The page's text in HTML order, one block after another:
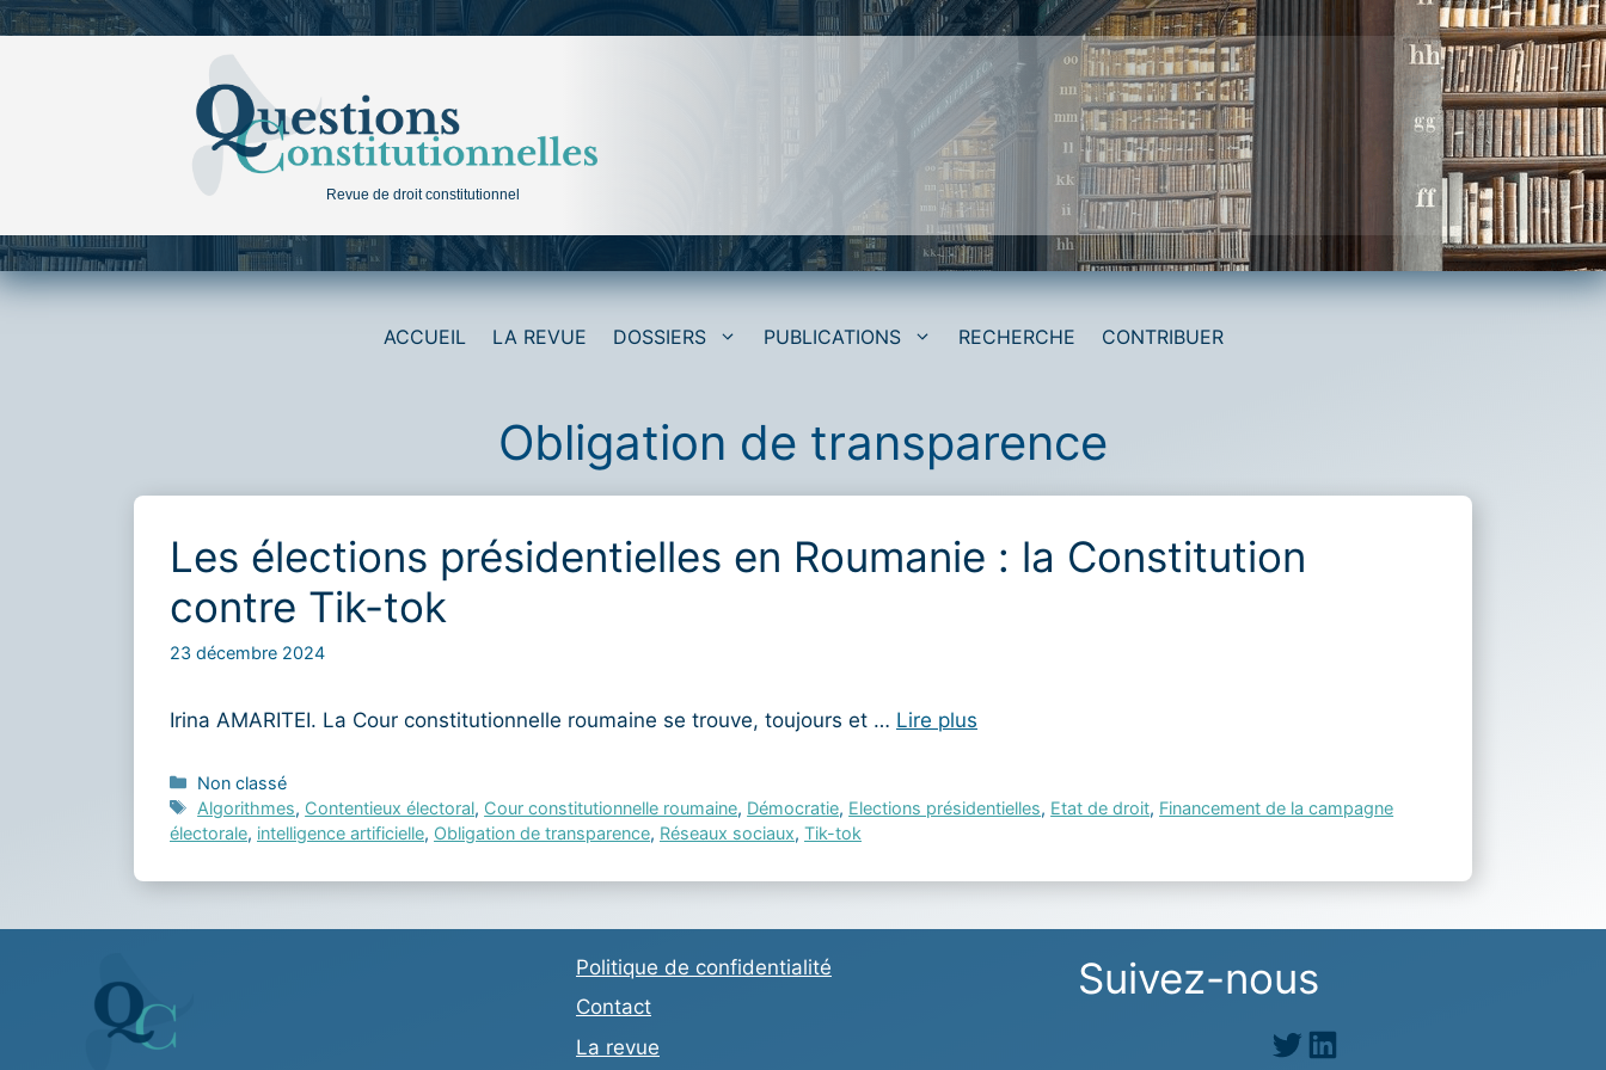
Aller
au
Revue de droit constitutionnel
ACCUEIL LA REVUE DOSSIERS PUBLICATIONS RECHERCHE CONTRIBUER
Obligation de transparence
Les élections présidentielles en Roumanie : la Constitution
contre Tik-tok
23 décembre 2024
Irina AMARITEI. La Cour constitutionnelle roumaine se trouve, toujours et … Lire plus
Catégories
Non classé
Étiquettes
Algorithmes, Contentieux électoral, Cour constitutionnelle roumaine, Démocratie, Elections présidentielles, Etat de droit, Financement de la campagne
électorale, intelligence artificielle, Obligation de transparence, Réseaux sociaux, Tik-tok
Politique de confidentialité
Contact
La revue
Suivez-nous
TwitterLinkedIn